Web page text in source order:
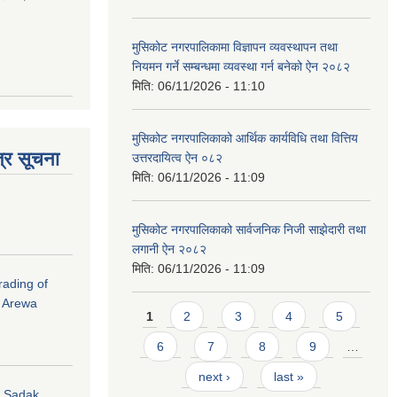
सूचना
of
Sadak
मुसिकोट नगरपालिकामा विज्ञापन व्यवस्थापन तथा
नियमन गर्ने सम्बन्धमा व्यवस्था गर्न बनेको ऐन २०८२
मिति: 06/11/2026 - 11:10
मुसिकोट नगरपालिकाको आर्थिक कार्यविधि तथा वित्तिय
उत्तरदायित्व ऐन ०८२
मिति: 06/11/2026 - 11:09
मुसिकोट नगरपालिकाको सार्वजनिक निजी साझेदारी तथा
लगानी ऐन २०८२
मिति: 06/11/2026 - 11:09
Pages
1 2 3 4 5
6 7 8 9 …
next › last »